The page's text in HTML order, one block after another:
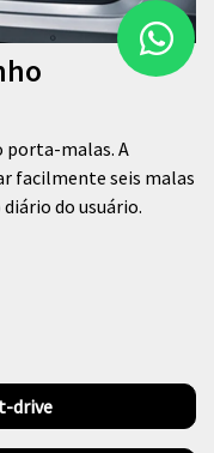
porta-malas. A
facilmente seis malas
do usuário.
drive